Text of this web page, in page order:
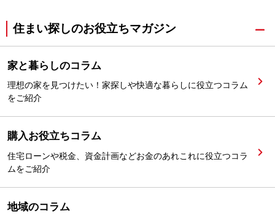
住まい探しのお役立ちマガジン
家と暮らしのコラム
理想の家を見つけたい！家探しや快適な暮らしに役立つコラム
をご紹介
購入お役立ちコラム
住宅ローンや税金、資金計画などお金のあれこれに役立つコラ
ムをご紹介
地域のコラム